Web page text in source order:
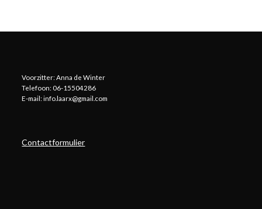
Voorzitter: Anna de Winter
Telefoon: 06-15504286
E-mail: info.laarx@gmail.com
Contactformulier